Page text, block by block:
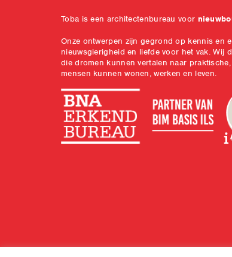
Toba is een architectenbureau voor
Onze ontwerpen zijn gegrond op kennis en
nieuwsgierigheid en liefde voor het vak. Wij
die dromen kunnen vertalen naar
mensen kunnen wonen, werken en leven.